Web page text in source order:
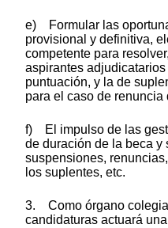
e) Formular las
provisional y definitiva,
competente para
aspirantes
puntuación, y la de
para el caso de renuncia
f) El impulso de las
de duración de la beca y
suspensiones,
los suplentes, etc.
3. Como órgano
candidaturas actuará